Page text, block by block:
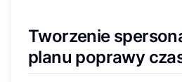
Tworzenie
planu poprawy